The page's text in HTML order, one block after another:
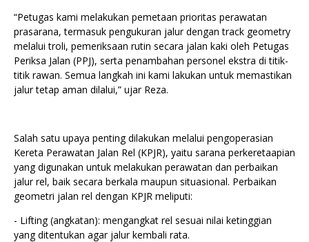
“Petugas kami melakukan pemetaan prioritas perawatan
prasarana, termasuk pengukuran jalur dengan track geometry
melalui troli, pemeriksaan rutin secara jalan kaki oleh Petugas
Periksa Jalan (PPJ), serta penambahan personel ekstra di titik-
titik rawan. Semua langkah ini kami lakukan untuk memastikan
jalur tetap aman dilalui,” ujar Reza.
Salah satu upaya penting dilakukan melalui pengoperasian
Kereta Perawatan Jalan Rel (KPJR), yaitu sarana perkeretaapian
yang digunakan untuk melakukan perawatan dan perbaikan
jalur rel, baik secara berkala maupun situasional. Perbaikan
geometri jalan rel dengan KPJR meliputi:
- Lifting (angkatan): mengangkat rel sesuai nilai ketinggian
yang ditentukan agar jalur kembali rata.